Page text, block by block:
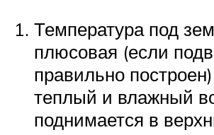
Температура под
плюсовая (если
правильно
теплый и влажный
поднимается в